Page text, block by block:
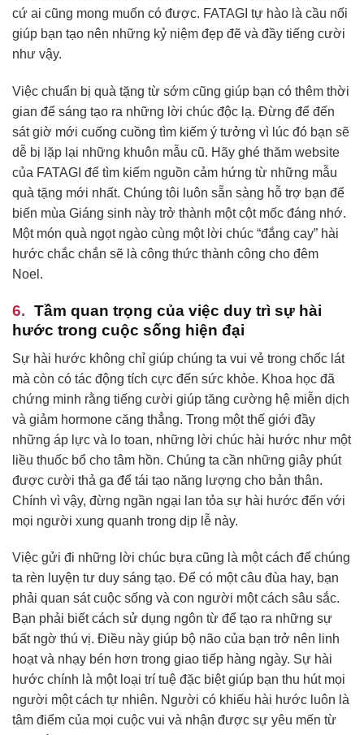
cứ ai cũng mong muốn có được. FATAGI tự hào là cầu nối
giúp bạn tạo nên những kỷ niệm đẹp đẽ và đầy tiếng cười
như vậy.
Việc chuẩn bị quà tặng từ sớm cũng giúp bạn có thêm thời
gian để sáng tạo ra những lời chúc độc lạ. Đừng để đến
sát giờ mới cuống cuồng tìm kiếm ý tưởng vì lúc đó bạn sẽ
dễ bị lặp lại những khuôn mẫu cũ. Hãy ghé thăm website
của FATAGI để tìm kiếm nguồn cảm hứng từ những mẫu
quà tặng mới nhất. Chúng tôi luôn sẵn sàng hỗ trợ bạn để
biến mùa Giáng sinh này trở thành một cột mốc đáng nhớ.
Một món quà ngọt ngào cùng một lời chúc “đắng cay” hài
hước chắc chắn sẽ là công thức thành công cho đêm
Noel.
Tầm quan trọng của việc duy trì sự hài
hước trong cuộc sống hiện đại
Sự hài hước không chỉ giúp chúng ta vui vẻ trong chốc lát
mà còn có tác động tích cực đến sức khỏe. Khoa học đã
chứng minh rằng tiếng cười giúp tăng cường hệ miễn dịch
và giảm hormone căng thẳng. Trong một thế giới đầy
những áp lực và lo toan, những lời chúc hài hước như một
liều thuốc bổ cho tâm hồn. Chúng ta cần những giây phút
được cười thả ga để tái tạo năng lượng cho bản thân.
Chính vì vậy, đừng ngần ngại lan tỏa sự hài hước đến với
mọi người xung quanh trong dịp lễ này.
Việc gửi đi những lời chúc bựa cũng là một cách để chúng
ta rèn luyện tư duy sáng tạo. Để có một câu đùa hay, bạn
phải quan sát cuộc sống và con người một cách sâu sắc.
Bạn phải biết cách sử dụng ngôn từ để tạo ra những sự
bất ngờ thú vị. Điều này giúp bộ não của bạn trở nên linh
hoạt và nhạy bén hơn trong giao tiếp hàng ngày. Sự hài
hước chính là một loại trí tuệ đặc biệt giúp bạn thu hút mọi
người một cách tự nhiên. Người có khiếu hài hước luôn là
tâm điểm của mọi cuộc vui và nhận được sự yêu mến từ